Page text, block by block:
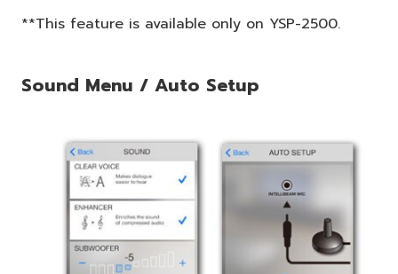
**This feature is available only on YSP-2500.
Sound Menu / Auto Setup